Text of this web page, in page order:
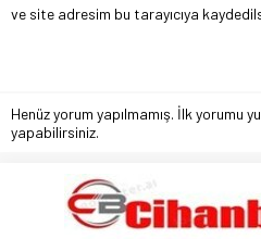
ve site adresim bu tarayıcıya
Henüz yorum yapılmamış. İlk yorumu
yapabilirsiniz.